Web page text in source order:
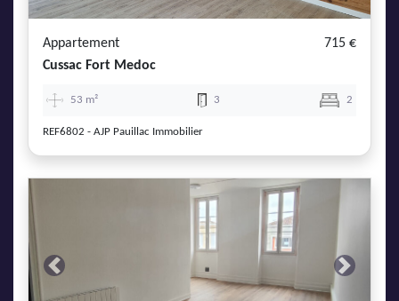
Appartement
715 €
Cussac Fort Medoc
53 m² 3 2
REF6802 - AJP Pauillac Immobilier
Previous Next